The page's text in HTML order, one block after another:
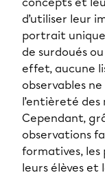
d’utiliser leur
portrait unique
de surdoués
effet, aucune
observables
l’entièreté
Cependant,
observations
formatives,
leurs élèves et